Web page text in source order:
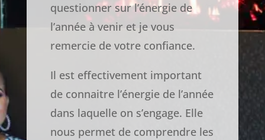
questionner sur l’énergie de
l’année à venir et je vous
remercie de votre confiance.
Il est effectivement important
de connaitre l’énergie de l’année
dans laquelle on s’engage. Elle
nous permet de comprendre les